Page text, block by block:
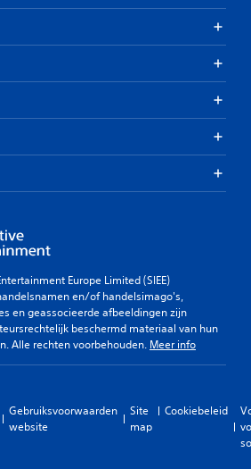
Europe Limited (SIEE)
en/of handelsimago's,
en geassocieerde afbeeldingen zijn
beschermd materiaal van hun
Alle rechten voorbehouden. Meer info
Gebruiksvoorwaarden
website
Site
map
Cookiebeleid